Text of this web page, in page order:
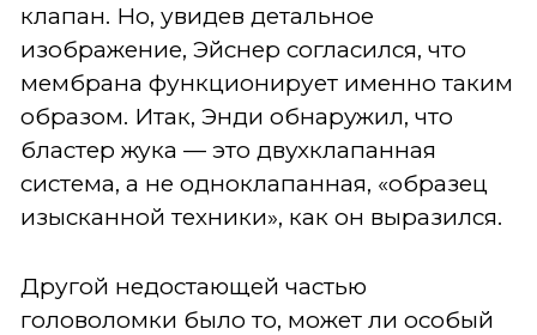
клапан. Но, увидев детальное
изображение, Эйснер согласился, что
мембрана функционирует именно таким
образом. Итак, Энди обнаружил, что
бластер жука — это двухклапанная
система, а не одноклапанная, «образец
изысканной техники», как он выразился.
Другой недостающей частью
головоломки было то, может ли особый